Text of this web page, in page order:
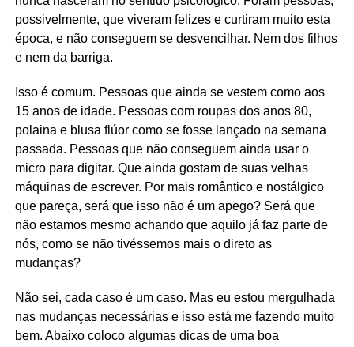
possivelmente, que viveram felizes e curtiram muito esta
época, e não conseguem se desvencilhar. Nem dos filhos
e nem da barriga.
Isso é comum. Pessoas que ainda se vestem como aos
15 anos de idade. Pessoas com roupas dos anos 80,
polaina e blusa flúor como se fosse lançado na semana
passada. Pessoas que não conseguem ainda usar o
micro para digitar. Que ainda gostam de suas velhas
máquinas de escrever. Por mais romântico e nostálgico
que pareça, será que isso não é um apego? Será que
não estamos mesmo achando que aquilo já faz parte de
nós, como se não tivéssemos mais o direto as
mudanças?
Não sei, cada caso é um caso. Mas eu estou mergulhada
nas mudanças necessárias e isso está me fazendo muito
bem. Abaixo coloco algumas dicas de uma boa